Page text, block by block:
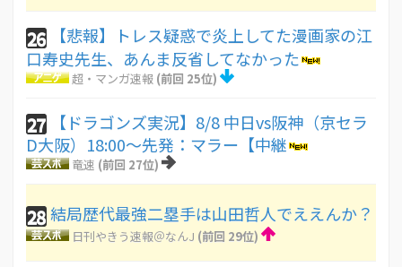
26
【悲報】トレス疑惑で炎上してた漫画家の江
口寿史先生、あんま反省してなかった
超・マンガ速報 (前回 25位)
27
【ドラゴンズ実況】8/8 中日vs阪神（京セラ
D大阪）18:00～先発：マラー【中継
竜速 (前回 27位)
28結局歴代最強二塁手は山田哲人でええんか？
日刊やきう速報＠なんJ (前回 29位)